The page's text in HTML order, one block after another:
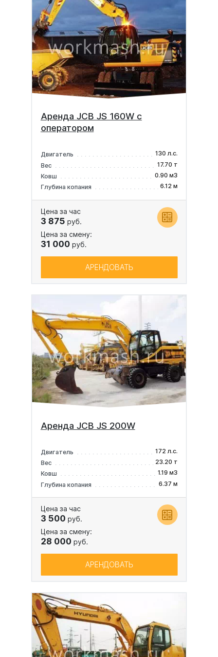
Аренда JCB JS 160W с
оператором
Двигатель
130 л.с.
Вес
17.70 т
Ковш
0.90 м3
Глубина копания
6.12 м
Цена за час
3 875 руб.
Цена за смену:
31 000 руб.
АРЕНДОВАТЬ
Аренда JCB JS 200W
Двигатель
172 л.с.
Вес
23.20 т
Ковш
1.19 м3
Глубина копания
6.37 м
Цена за час
3 500 руб.
Цена за смену:
28 000 руб.
АРЕНДОВАТЬ